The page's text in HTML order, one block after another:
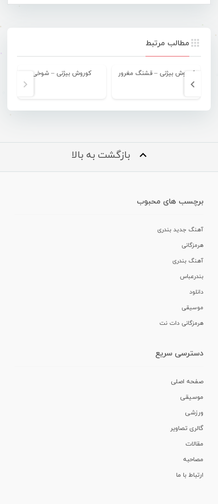
مطالب مرتبط
کوروش بیژنی – قشنگ مغرور کوروش بیژنی – شوخی
بازگشت به بالا
برچسب های محبوب
آهنگ جدید بندری
هرمزگانی
آهنگ بندری
بندرعباس
دانلود
موسیقی
هرمزگانی دات نت
دسترسی سریع
صفحه اصلی
موسیقی
ورزشی
گالری تصاویر
مقالات
مصاحبه
ارتباط با ما